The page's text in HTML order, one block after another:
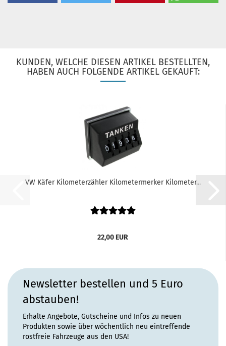
KUNDEN, WELCHE DIESEN ARTIKEL BESTELLTEN,
HABEN AUCH FOLGENDE ARTIKEL GEKAUFT:
VW Käfer Kilometerzähler Kilometermerker Kilometer...
22,00 EUR
Newsletter bestellen und 5 Euro
abstauben!
Erhalte Angebote, Gutscheine und Infos zu neuen
Produkten sowie über wöchentlich neu eintreffende
rostfreie Fahrzeuge aus den USA!